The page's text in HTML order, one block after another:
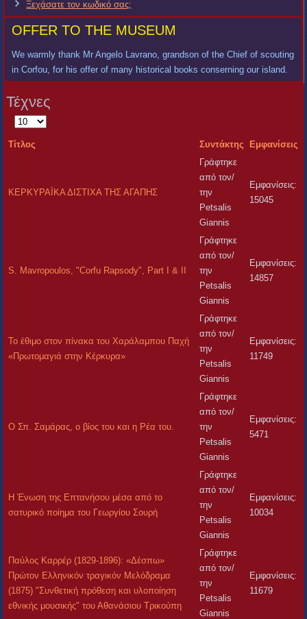
Ξεχάσατε τον κωδικό σας;
OFFER TO THE MUSEUM
We warmly thank Mr Angelo Lavrano, grandson of the Chief of scouting
in Corfou, for his offer of many historical books conserning our island.
Τέχνες
Εμφάνιση
Τίτλος Συντάκτης Εμφανίσεις
ΚΕΡΚΥΡΑΪΚΑ ΔΙΣΤΙΧΑ ΤΗΣ ΑΓΑΠΗΣ
Γράφτηκε
από τον/
την
Petsalis
Giannis
Εμφανίσεις:
15045
S. Mavropoulos, "Corfu Rapsody", Part I & II
Γράφτηκε
από τον/
την
Petsalis
Giannis
Εμφανίσεις:
14857
Το έθιμο στον πίνακα του Χαράλαμπου Παχή
«Πρωτομαγιά στην Κέρκυρα»
Γράφτηκε
από τον/
την
Petsalis
Giannis
Εμφανίσεις:
11749
Ο Σπ. Σαμάρας, ο βίος του και η Ρέα του.
Γράφτηκε
από τον/
την
Petsalis
Giannis
Εμφανίσεις:
5471
Η Ένωση της Επτανήσου μέσα από το
σατυρικό ποίημα του Γεωργίου Σουρή
Γράφτηκε
από τον/
την
Petsalis
Giannis
Εμφανίσεις:
10034
Παύλος Καρρέρ (1829-1896): «Δέσπω»
Πρώτον Ελληνικόν τραγικόν Μελόδραμα
(1875) "Συνθετική πρόθεση και υλοποίηση
εθνικής μουσικής" του Αθανάσιου Τρικούπη
Γράφτηκε
από τον/
την
Petsalis
Giannis
Εμφανίσεις:
11679